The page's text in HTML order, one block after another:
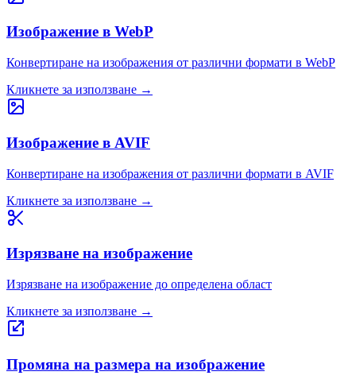
Изображение в WebP
Конвертиране на изображения от различни формати в WebP
Кликнете за използване →
Изображение в AVIF
Конвертиране на изображения от различни формати в AVIF
Кликнете за използване →
Изрязване на изображение
Изрязване на изображение до определена област
Кликнете за използване →
Промяна на размера на изображение